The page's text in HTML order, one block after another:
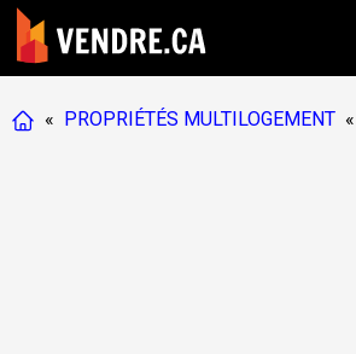
« PROPRIÉTÉS MULTILOGEMENT «